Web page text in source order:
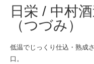
日栄 / 中村
（つづみ）
低温でじっくり仕込・熟成
口。